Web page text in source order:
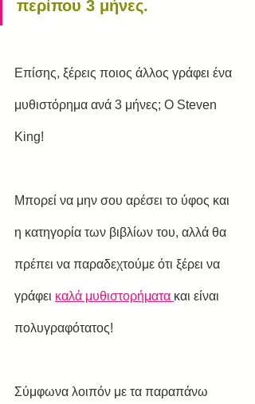
περίπου 3 μήνες.
Επίσης, ξέρεις ποιος άλλος γράφει ένα
μυθιστόρημα ανά 3 μήνες; Ο Steven
King!
Μπορεί να μην σου αρέσει το ύφος και
η κατηγορία των βιβλίων του, αλλά θα
πρέπει να παραδεχτούμε ότι ξέρει να
γράφει καλά μυθιστορήματα και είναι
πολυγραφότατος!
Σύμφωνα λοιπόν με τα παραπάνω